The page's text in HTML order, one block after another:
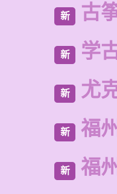
新 古
新 学
新 尤
新 福
新 福